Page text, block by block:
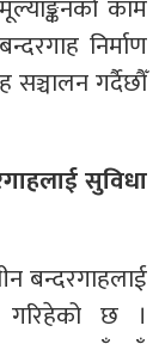
काम
निर्माण
गर्दैछौँ
सुविधा
बन्दरगाहलाई
गरिहेको छ ।